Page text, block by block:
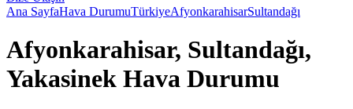
Ana SayfaHava DurumuTürkiyeAfyonkarahisarSultandağı
Afyonkarahisar, Sultandağı,
Yakasinek Hava Durumu